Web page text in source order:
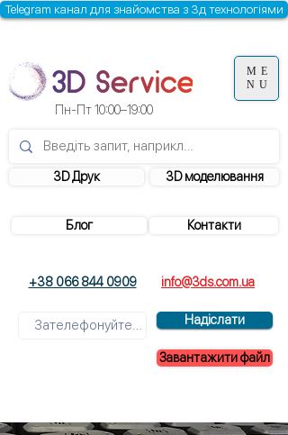
3D моделювання
Контакти
3D Друк
+38 066 844 0909 info@3ds.com.ua
Надіслати
Завантажити файл
Блог
Пн-Пт 10:00–19:00
Telegram канал для знайомства з 3д технологіями
ME
NU